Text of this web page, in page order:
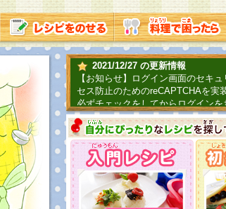
2021/12/27 の更新情報
【お知らせ】ログイン画面のセキ
セス防止のためのreCAPTCHAを実
必ずチェックをしてからログインを
2019/06/04 の更新情報
ファーマ村からコーンシェフが簡
2018/07/01 の更新情報
チャレンジ企画第三弾！お母さん
てごはんを作ろう！は終了致しま
とうございました。次回企画もお